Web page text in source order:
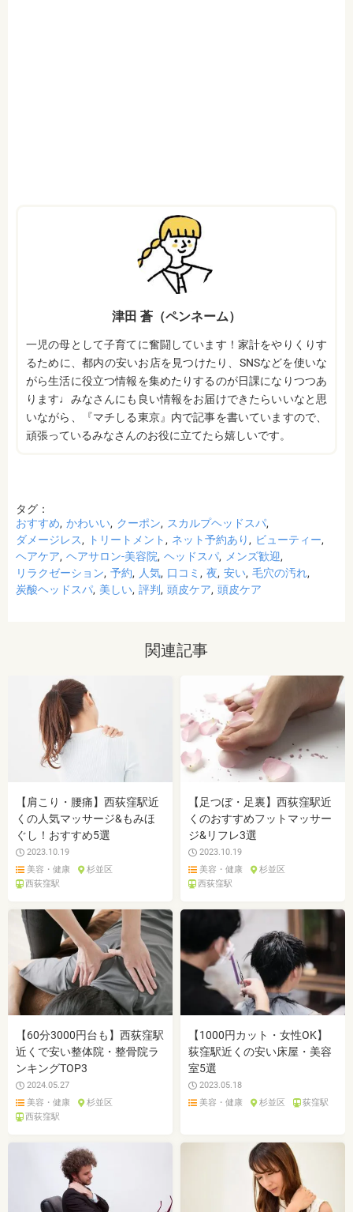
津田 蒼（ペンネーム）
一児の母として子育てに奮闘しています！家計をやりくりす
るために、都内の安いお店を見つけたり、SNSなどを使いな
がら生活に役立つ情報を集めたりするのが日課になりつつあ
ります♩みなさんにも良い情報をお届けできたらいいなと思
いながら、『マチしる東京』内で記事を書いていますので、
頑張っているみなさんのお役に立てたら嬉しいです。
タグ：
おすすめ かわいい クーポン
スカルプヘッドスパ
ダメージレス
トリートメント ネット予約あり
ビューティー
ヘアケア ヘアサロン-美容院 ヘッドスパ
メンズ歓迎
リラクゼーション 予約 人気 口コミ 夜 安い 毛穴の汚れ
炭酸ヘッドスパ 美しい 評判 頭皮ケア 頭皮ケア
関連記事
【肩こり・腰痛】西荻窪駅近
くの人気マッサージ&もみほ
ぐし！おすすめ5選
2023.10.19
美容・健康
杉並区
西荻窪駅
【足つぼ・足裏】西荻窪駅近
くのおすすめフットマッサー
ジ&リフレ3選
2023.10.19
美容・健康
杉並区
西荻窪駅
【60分3000円台も】西荻窪駅
近くで安い整体院・整骨院ラ
ンキングTOP3
2024.05.27
美容・健康
杉並区
西荻窪駅
【1000円カット・女性OK】
荻窪駅近くの安い床屋・美容
室5選
2023.05.18
美容・健康
杉並区 荻窪駅